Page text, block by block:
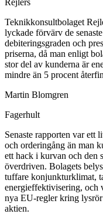
Rejlers
Teknikkonsultbolaget
lyckade förvärv de
debiteringsgraden och
priserna, då man enligt
stor del av kunderna är
mindre än 5 procent
Martin Blomgren
Fagerhult
Senaste rapporten var ett
och orderingång än man
ett hack i kurvan och den
överdriven. Bolagets
tuffare konjunkturklimat,
energieffektivisering, och
nya EU-regler kring
aktien.